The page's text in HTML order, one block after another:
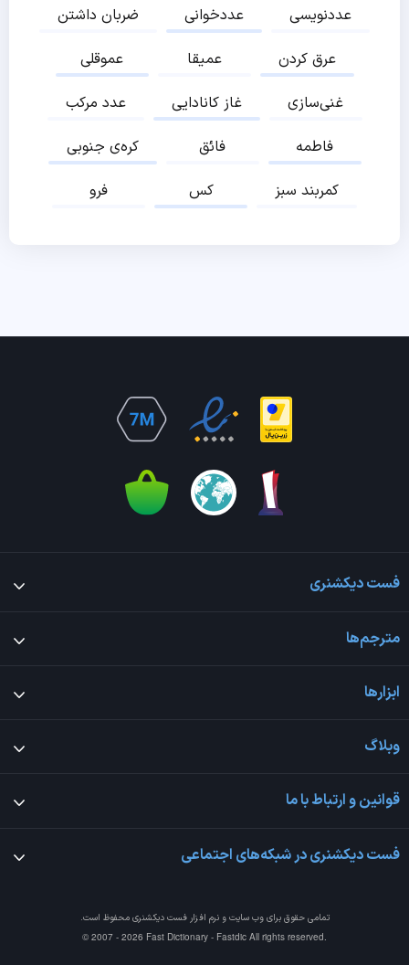
ضربان داشتن
عددخوانی
عددنویسی
عموقلی
عمیقا
عرق کردن
عدد مرکب
غاز کانادایی
غنی‌سازی
کره‌ی جنوبی
فائق
فاطمه
فرو
کس کمربند سبز
فست دیکشنری
مترجم‌ها
ابزارها
وبلاگ
قوانین و ارتباط با ما
فست دیکشنری در شبکه‌های اجتماعی
تمامی حقوق برای وب سایت و نرم افزارفست دیکشنری محفوظ است.
© 2007 - 2026 Fast Dictionary - Fastdic All rights reserved.